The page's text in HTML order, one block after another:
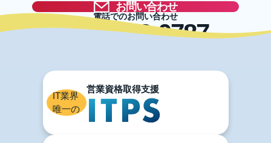
お問い合わせ
電話でのお問い合わせ
03-5996-0787
IT業界
唯一の